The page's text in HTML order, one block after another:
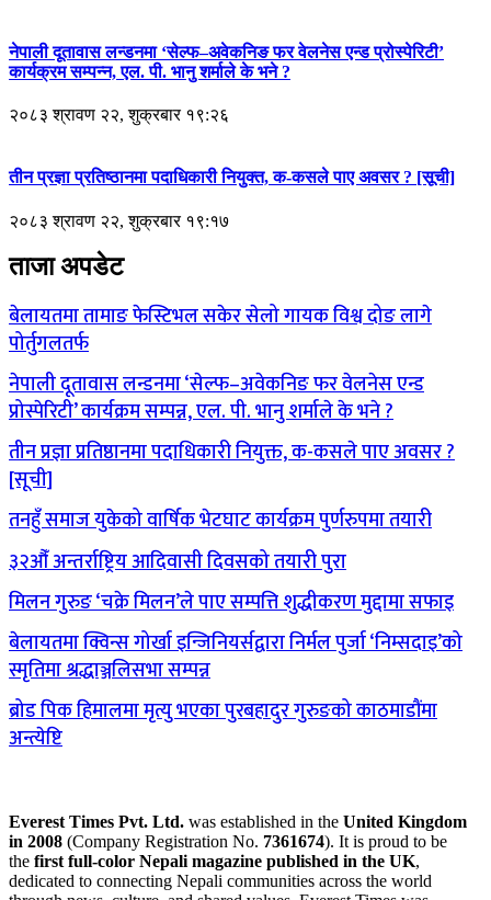
नेपाली दूतावास लन्डनमा ‘सेल्फ–अवेकनिङ फर वेलनेस एन्ड प्रोस्पेरिटी’
कार्यक्रम सम्पन्न, एल. पी. भानु शर्माले के भने ?
२०८३ श्रावण २२, शुक्रबार १९:२६
तीन प्रज्ञा प्रतिष्ठानमा पदाधिकारी नियुक्त, क-कसले पाए अवसर ? [सूची]
२०८३ श्रावण २२, शुक्रबार १९:१७
ताजा अपडेट
बेलायतमा तामाङ फेस्टिभल सकेर सेलो गायक विश्व दोङ लागे
पोर्तुगलतर्फ
नेपाली दूतावास लन्डनमा ‘सेल्फ–अवेकनिङ फर वेलनेस एन्ड
प्रोस्पेरिटी’ कार्यक्रम सम्पन्न, एल. पी. भानु शर्माले के भने ?
तीन प्रज्ञा प्रतिष्ठानमा पदाधिकारी नियुक्त, क-कसले पाए अवसर ?
[सूची]
तनहुँ समाज युकेको वार्षिक भेटघाट कार्यक्रम पुर्णरुपमा तयारी
३२औँ अन्तर्राष्ट्रिय आदिवासी दिवसको तयारी पुरा
मिलन गुरुङ ‘चक्रे मिलन’ले पाए सम्पत्ति शुद्धीकरण मुद्दामा सफाइ
बेलायतमा क्विन्स गोर्खा इन्जिनियर्सद्वारा निर्मल पुर्जा ‘निम्सदाइ’को
स्मृतिमा श्रद्धाञ्जलिसभा सम्पन्न
ब्रोड पिक हिमालमा मृत्यु भएका पुरबहादुर गुरुङको काठमाडौंमा
अन्त्येष्टि
Everest Times Pvt. Ltd. was established in the United Kingdom
in 2008 (Company Registration No. 7361674). It is proud to be
the first full-color Nepali magazine published in the UK,
dedicated to connecting Nepali communities across the world